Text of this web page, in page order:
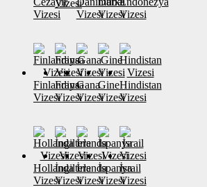
Vizesi
Vizesi
VizesiVizesiVizesi
Finlandiya
Vizesi
Fransa
Vizesi
Gana
Vizesi
Gine
Vizesi
Hindistan
Vizesi
Hollanda
Vizesi
İngiltere
Vizesi
İrlanda
Vizesi
İspanya
Vizesi
İsrail
Vizesi